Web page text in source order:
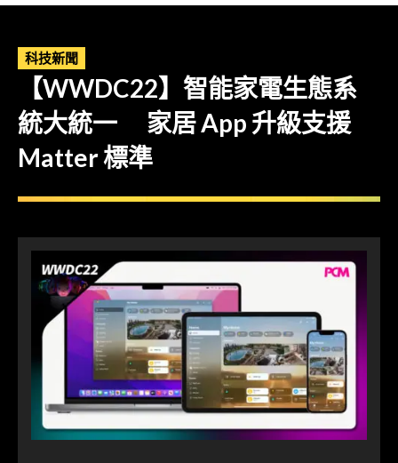
科技新聞
【WWDC22】智能家電生態系
統大統一 家居 App 升級支援
Matter 標準